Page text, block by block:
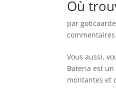
Où
par
commentaires
Vous aussi,
Bateria est
montantes et